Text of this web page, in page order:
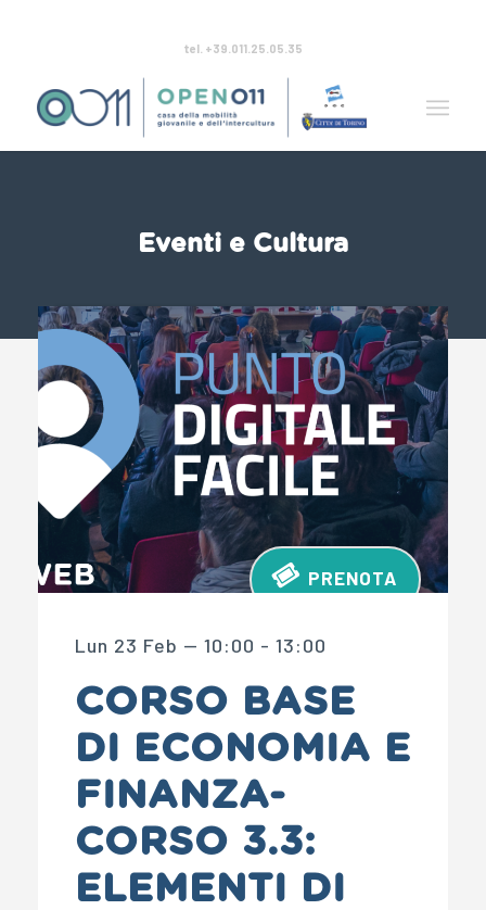
tel. +39.011.25.05.35
Eventi e Cultura
PRENOTA
Lun 23 Feb — 10:00 - 13:00
CORSO BASE
DI ECONOMIA E
FINANZA-
CORSO 3.3:
ELEMENTI DI